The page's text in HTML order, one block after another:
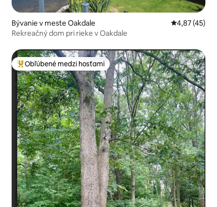
Bývanie v meste Oakdale Priemerné
4,87 (45)
Rekreačný dom pri rieke v Oakdale
Najobľúbenejšie medzi hosťami
Obľúbené medzi hosťami